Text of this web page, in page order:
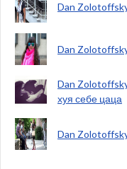
Dan
Dan
Dan
хуя себе цаца
Dan